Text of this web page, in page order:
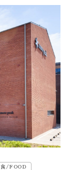
食/FOOD